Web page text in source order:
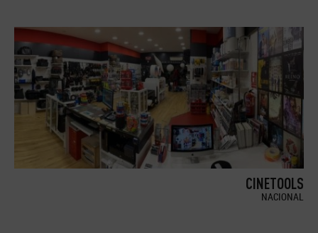
CINETOOLS
NACIONAL